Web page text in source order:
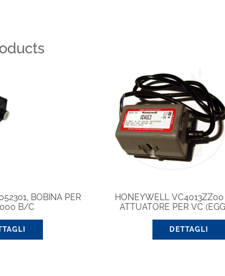
BOBINA PER
B/C
HONEYWELL
ATTUATORE PER VC
DETTAGLI